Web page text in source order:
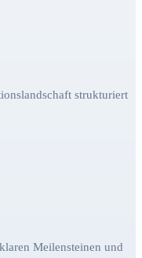
strukturiert
Meilensteinen und